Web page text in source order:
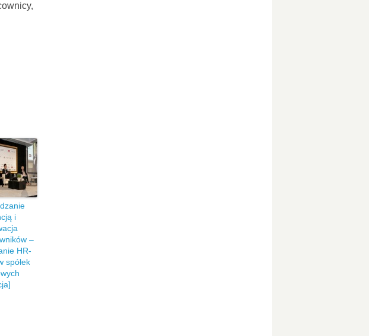
i
–
HR-
spółek